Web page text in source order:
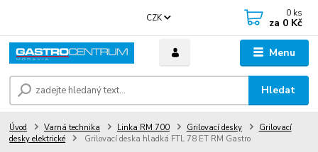
Menu
CZK
Hledat
0 ks
za 0 Kč
Úvod Varná technika Linka RM 700 Grilovací desky
Grilovací
desky elektrické
Grilovací deska hladká FTL 78 ET RM Gastro